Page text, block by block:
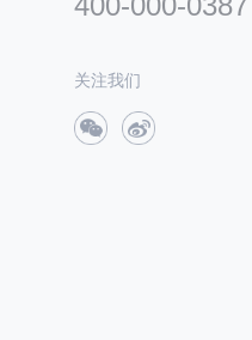
关注我们